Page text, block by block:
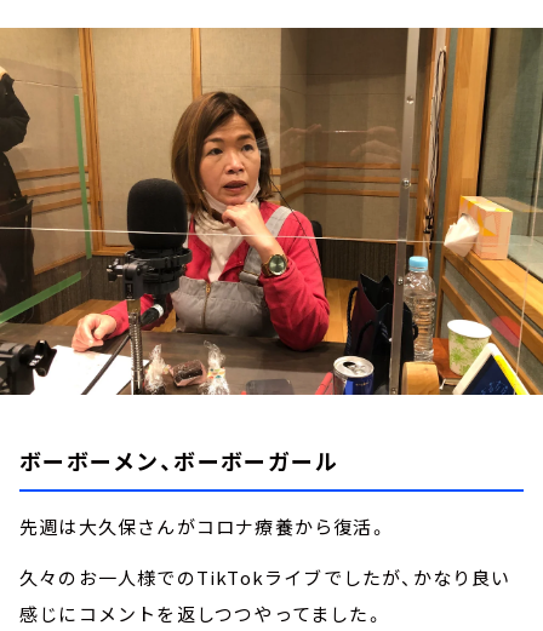
お知らせ
イベント・グッズ
YouTube
会社情報
ボーボーメン、ボーボーガール
先週は大久保さんがコロナ療養から復活。
久々のお一人様でのTikTokライブでしたが、かなり良い
感じにコメントを返しつつやってました。